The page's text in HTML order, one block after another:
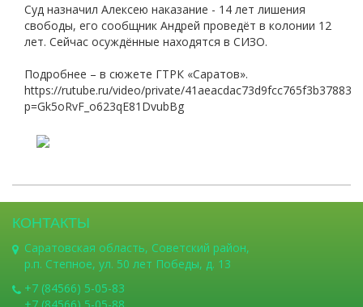
Суд назначил Алексею наказание - 14 лет лишения
свободы, его сообщник Андрей проведёт в колонии 12
лет. Сейчас осуждённые находятся в СИЗО.
Подробнее – в сюжете ГТРК «Саратов».
https://rutube.ru/video/private/
p=Gk5oRvF_o623qE81DvubBg
КОНТАКТЫ
Саратовская область, Советский район,
р.п. Степное, ул. 50 лет Победы, д. 13
+7 (84566) 5-05-83